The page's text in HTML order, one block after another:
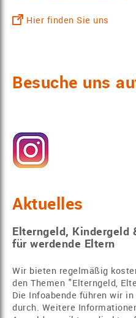
Hier finden Sie uns
Besuche uns
Aktuelles
Elterngeld, Kindergeld
für werdende Eltern
Wir bieten regelmäßig
den Themen "Elterngeld,
Die Infoabende führen wir
durch. Weitere